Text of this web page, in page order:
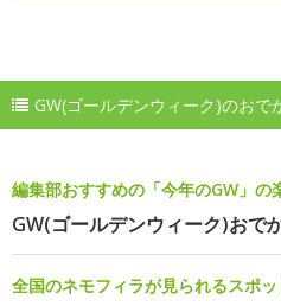
GW(ゴールデンウィーク)のおで
編集部おすすめの「今年のGW」の
GW(ゴールデンウィーク)おで
全国のネモフィラが見られるスポ